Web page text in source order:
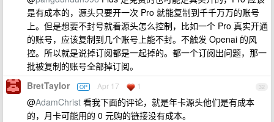
是有成本的，源头只要开一次 Pro 就能复制到千千万万的账号
上。但是想要不封号就看源头怎么控制，比如一个 Pro 真实开通
的账号，应该复制到几个账号上能不封。不触发 Openai 的风
控。所以就是说掉订阅都是一起掉的。都一个订阅出问题，那一
批被复制的账号全部掉订阅。
32
BretTaylor OP Apr 17 1
@AdamChrist 看我下面的评论，就是年卡源头他们是有成本
的，月卡可能用的 0 元购的链接没有成本。